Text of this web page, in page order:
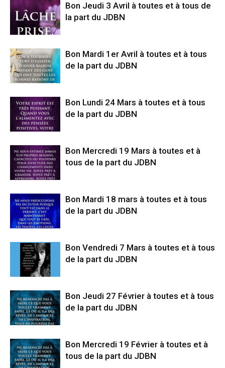
Bon Jeudi 3 Avril à toutes et à tous de
la part du JDBN
Bon Mardi 1er Avril à toutes et à tous
de la part du JDBN
Bon Lundi 24 Mars à toutes et à tous
de la part du JDBN
Bon Mercredi 19 Mars à toutes et à
tous de la part du JDBN
Bon Mardi 18 mars à toutes et à tous
de la part du JDBN
Bon Vendredi 7 Mars à toutes et à tous
de la part du JDBN
Bon Jeudi 27 Février à toutes et à tous
de la part du JDBN
Bon Mercredi 19 Février à toutes et à
tous de la part du JDBN